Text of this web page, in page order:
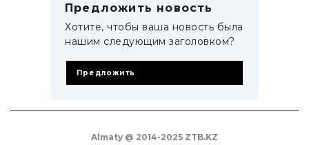
Предложить новость
Хотите, чтобы ваша новость была
нашим следующим заголовком?
Предложить
Almaty @ 2014-2025 ZTB.KZ